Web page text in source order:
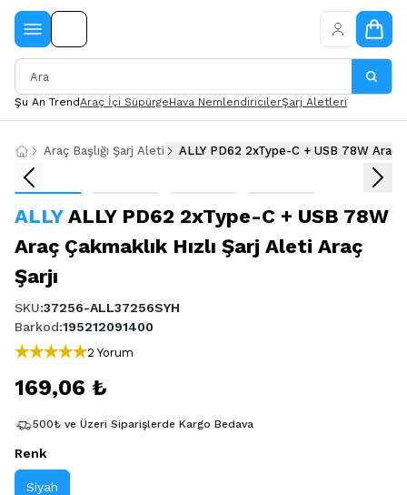
Şu An TrendAraç İçi SüpürgeHava NemlendiricilerŞarj Aletleri
Araç Başlığı Şarj Aleti ALLY PD62 2xType-C + USB 78W Araç
ALLY ALLY PD62 2xType-C + USB 78W
Araç Çakmaklık Hızlı Şarj Aleti Araç
Şarjı
SKU:37256-ALL37256SYH
Barkod:195212091400
2 Yorum
169,06 ₺
500₺ ve Üzeri Siparişlerde Kargo Bedava
Renk
Siyah